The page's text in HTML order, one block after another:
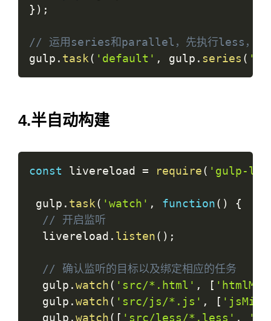
} ) ;
// 运用series和parallel，先执行less，再执
gulp . task( 'default' , gulp . series (
4.半自动构建
const livereload = require( 'gulp-
gulp . task( 'watch' , function( )
{
// 开启监听
  livereload
. listen( ) ;
// 确认监听的目标以及绑定相应的任务
  gulp
.watch( 'src/*.html' , [
  gulp
.watch( 'src/js/*.js' , [ 'jsMin'
  gulp
.watch( [ 'src/less/*.less' ,